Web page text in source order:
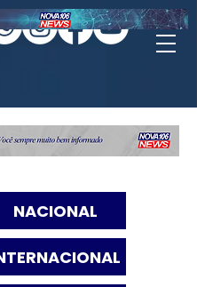
NACIONAL